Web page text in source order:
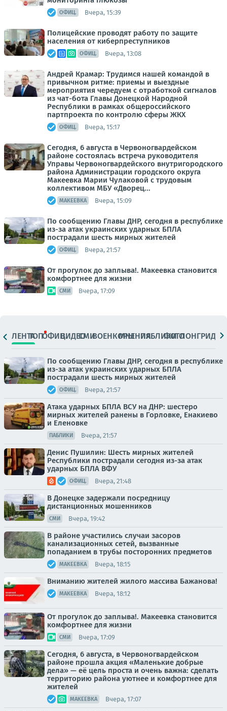
ОФИЦ. Вчера, 15:39
Полицейские проводят работу по защите
населения от киберпреступников
ОФИЦ. Вчера, 13:08
Андрей Крамар: Трудимся нашей командой в
привычном ритме: приемы и выездные
мероприятия чередуем с отработкой сигналов
из чат-бота Главы Донецкой Народной
Республики в рамках общероссийского
партпроекта по контролю сферы ЖКХ
ОФИЦ. Вчера, 15:17
Сегодня, 6 августа в Червоногвардейском
районе состоялась встреча руководителя
Управы Червоногвардейского внутригородского
района Администрации городского округа
Макеевка Марии Чулаковой с трудовым
коллективом МБУ «Дворец...
МАКЕЕВКА Вчера, 15:09
По сообщению Главы ДНР, сегодня в республике
из-за атак украинских ударных БПЛА
пострадали шесть мирных жителей
ОФИЦ. Вчера, 21:57
От прогулок до заплыва!. Макеевка становится
комфортнее для жизни
СМИ Вчера, 17:09
ЛЕНТАТОПОФИЦ.ВИДЕОСМИВОЕНКОРЫМНЕНИЯПАБЛИКИ
ФОТОЛОНГРИДЫ
По сообщению Главы ДНР, сегодня в республике
из-за атак украинских ударных БПЛА
пострадали шесть мирных жителей
ОФИЦ. Вчера, 21:57
Атака ударных БПЛА ВСУ на ДНР: шестеро
мирных жителей ранены в Горловке, Енакиево
и Еленовке
ПАБЛИКИ Вчера, 21:57
Денис Пушилин: Шесть мирных жителей
Республики пострадали сегодня из-за атак
ударных БПЛА ВФУ
ОФИЦ. Вчера, 21:48
В Донецке задержали посредницу
дистанционных мошенников
СМИ Вчера, 19:42
В районе участились случаи засоров
канализационных сетей, вызванные
попаданием в трубы посторонних предметов
МАКЕЕВКА Вчера, 18:15
Вниманию жителей жилого массива Бажанова!
МАКЕЕВКА Вчера, 18:12
От прогулок до заплыва!. Макеевка становится
комфортнее для жизни
СМИ Вчера, 17:09
Сегодня, 6 августа, в Червоногвардейском
районе прошла акция «Маленькие добрые
дела» — её цель проста и очень важна: сделать
территорию района уютнее и комфортнее для
жителей
МАКЕЕВКА Вчера, 17:07